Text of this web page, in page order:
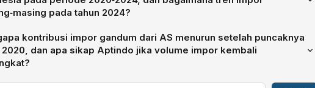
bisnis antara pelaku usaha di kedua negara, bukan hasil negosiasi tarif
pada tahun 2024?
menjadi pemasok terbesar dengan pangsa 31,76% dan mengalami
impor tahunan sebesar 28,71% menjadi 3,09 juta ton pada 2024. Kanada
posisi kedua dengan pangsa 19,22% serta mencatat pertumbuhan impor
7,14% menjadi 2,54 juta ton pada tahun yang sama.
kontribusi impor gandum dari AS menurun setelah puncaknya
2020, dan apa sikap Aptindo jika volume impor kembali
kontribusi AS disebabkan oleh gagal panen yang berkepanjangan,